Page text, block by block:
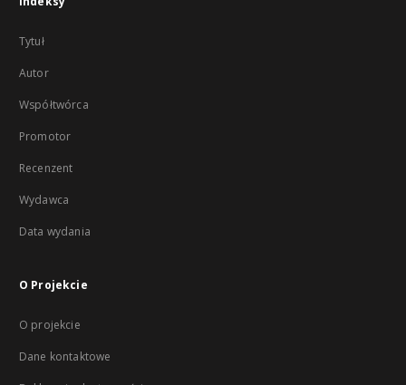
Tytuł
Autor
Współtwórca
Promotor
Recenzent
Wydawca
Data wydania
O Projekcie
O projekcie
Dane kontaktowe